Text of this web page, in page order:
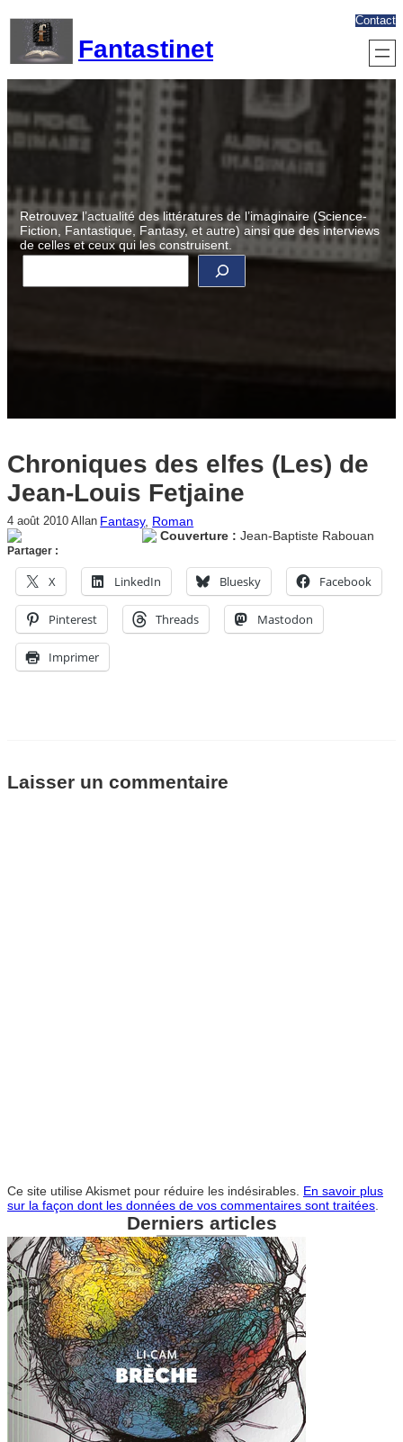
contenu
Fantastinet
Contact
Retrouvez l’actualité des littératures de l’imaginaire (Science-
Fiction, Fantastique, Fantasy, et autre) ainsi que des interviews
de celles et ceux qui les construisent.
R
c
Chroniques des elfes (Les) de
Jean-Louis Fetjaine
4 août 2010 Allan Fantasy, Roman
Couverture : Jean-Baptiste Rabouan
Partager :
X LinkedIn Bluesky Facebook
Pinterest Threads Mastodon
Imprimer
Laisser un commentaire
Ce site utilise Akismet pour réduire les indésirables. En savoir plus
sur la façon dont les données de vos commentaires sont traitées
Derniers articles